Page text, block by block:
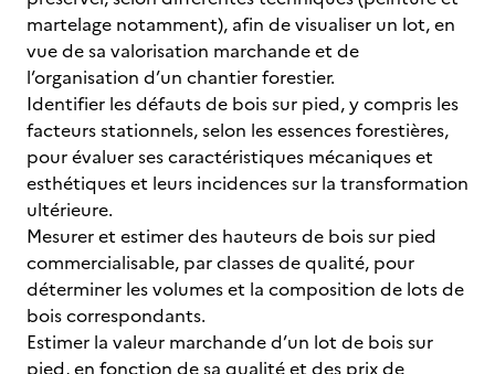
martelage notamment), afin de visualiser un lot, en
vue de sa valorisation marchande et de
l’organisation d’un chantier forestier.
Identifier les défauts de bois sur pied, y compris les
facteurs stationnels, selon les essences forestières,
pour évaluer ses caractéristiques mécaniques et
esthétiques et leurs incidences sur la transformation
ultérieure.
Mesurer et estimer des hauteurs de bois sur pied
commercialisable, par classes de qualité, pour
déterminer les volumes et la composition de lots de
bois correspondants.
Estimer la valeur marchande d’un lot de bois sur
pied, en fonction de sa qualité et des prix de